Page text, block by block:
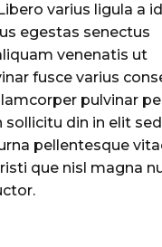
varius ligula a
egestas senectus
venenatis ut
fusce varius
pulvinar
din in elit
pellentesque
que nisl magna